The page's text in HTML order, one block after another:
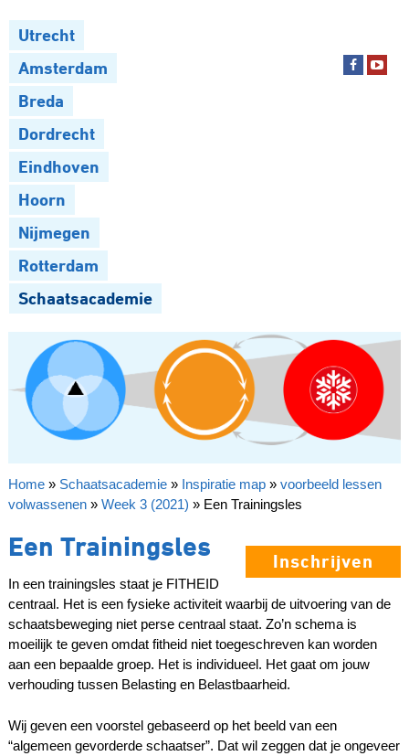
Utrecht
Amsterdam
Breda
Dordrecht
Eindhoven
Hoorn
Nijmegen
Rotterdam
Schaatsacademie
Home» Schaatsacademie» Inspiratie map» voorbeeld lessen
volwassenen» Week 3 (2021) » Een Trainingsles
Inschrijven
Een Trainingsles
In een trainingsles staat je FITHEID
centraal. Het is een fysieke activiteit waarbij de uitvoering van de
schaatsbeweging niet perse centraal staat. Zo’n schema is
moeilijk te geven omdat fitheid niet toegeschreven kan worden
aan een bepaalde groep. Het is individueel. Het gaat om jouw
verhouding tussen Belasting en Belastbaarheid.
Wij geven een voorstel gebaseerd op het beeld van een
“algemeen gevorderde schaatser”. Dat wil zeggen dat je ongeveer